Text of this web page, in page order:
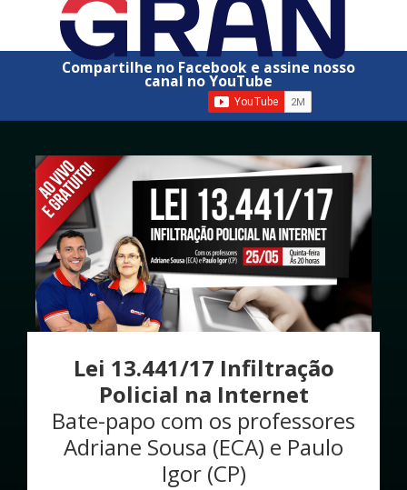
Compartilhe no Facebook e assine nosso
canal no YouTube
Lei 13.441/17 Infiltração
Policial na Internet​
Bate-papo com os professores
Adriane Sousa (ECA) e Paulo
Igor (CP)